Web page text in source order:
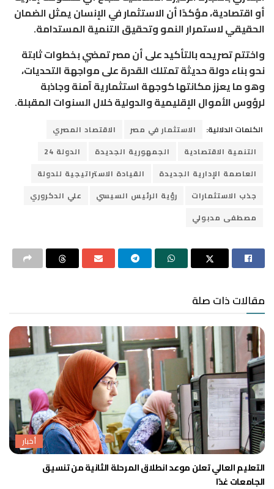
أو اقتصادية، مؤكدًا أن الاستثمار في الإنسان يمثل الضمان
الحقيقي لاستمرار النمو وتحقيق التنمية المستدامة.
واختتم تصريحه بالتأكيد على أن مصر تمضي بخطوات ثابتة
نحو بناء دولة حديثة تمتلك القدرة على مواجهة التحديات،
وهو ما يعزز مكانتها كوجهة استثمارية آمنة وجاذبة
لرؤوس الأموال الإقليمية والدولية خلال السنوات المقبلة.
الكلمات الدلالية: الاستثمار في مصر
الاقتصاد المصري
التنمية الاقتصادية
الجمهورية الجديدة
الدولة 24
العاصمة الإدارية الجديدة
القيادة الاستراتيجية للدولة
جذب الاستثمارات
رؤية الرئيس السيسي
علي الدكروري
مصطفى مدبولي
مقالات ذات صلة
أخبار
التعليم العالي تعلن موعد انطلاق المرحلة الثانية من تنسيق
الجامعات غدًا